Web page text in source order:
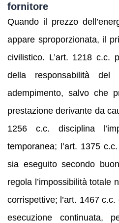
fornitore
Quando il prezzo
appare sproporzionata, il
civilistico. L’art. 1218 c.c.
della responsabilità del
adempimento, salvo che
prestazione derivante da
1256 c.c. disciplina
temporanea; l’art. 1375
sia eseguito secondo
regola l’impossibilità totale
corrispettive; l’art. 1467
esecuzione continuata,